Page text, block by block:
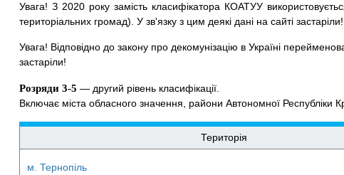
Увага! З 2020 року замість класифікатора КОАТУУ
територіальних громад). У зв'язку з цим деякі дані на сайті застаріли!
Увага! Відповідно до закону про декомунізацію в Україні
застаріли!
Розряди 3-5 — другий рівень класифікації.
Включає міста обласного значення, райони Автономної Республіки
Територія
м. Тернопіль